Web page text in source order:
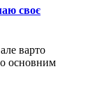
своє
варто
основним